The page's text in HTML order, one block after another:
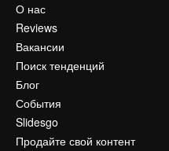
О нас
Reviews
Вакансии
Поиск тенденций
Блог
События
Slidesgo
Продайте свой контент